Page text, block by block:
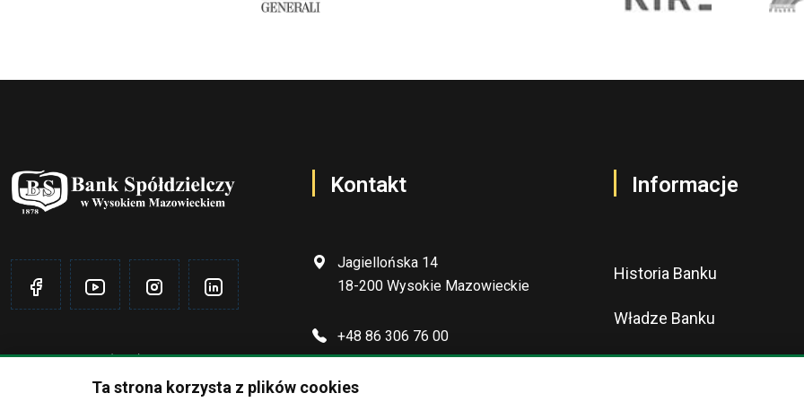
SWIFT CODE(BIC): POLUPLPR
Kontakt
Jagiellońska 14
18-200 Wysokie Mazowieckie
+48 86 306 76 00
sekretariat@bswysokiemazowieckie.pl
Informacje
Historia Banku
Władze Banku
Nagrody i wyróżnienia
Ta strona korzysta z plików cookies